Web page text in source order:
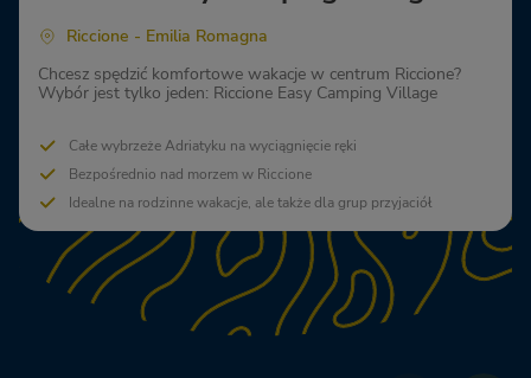
Riccione - Emilia Romagna
Chcesz spędzić komfortowe wakacje w centrum Riccione?
Wybór jest tylko jeden: Riccione Easy Camping Village
Całe wybrzeże Adriatyku na wyciągnięcie ręki
Bezpośrednio nad morzem w Riccione
Idealne na rodzinne wakacje, ale także dla grup przyjaciół